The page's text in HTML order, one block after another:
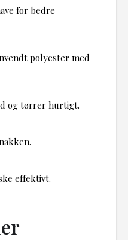
for bedre
polyester med
og tørrer hurtigt.
effektivt.